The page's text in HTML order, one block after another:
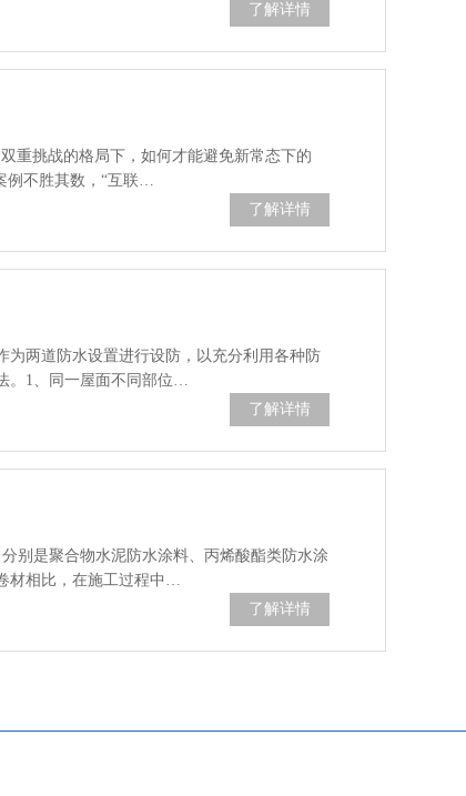
了解详情
重挑战的格局下，如何才能避免新常态下的
例不胜其数，“互联…
了解详情
为两道防水设置进行设防，以充分利用各种防
。1、同一屋面不同部位…
了解详情
别是聚合物水泥防水涂料、丙烯酸酯类防水涂
材相比，在施工过程中…
了解详情